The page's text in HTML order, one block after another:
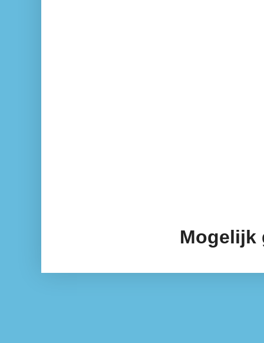
Mogelijk